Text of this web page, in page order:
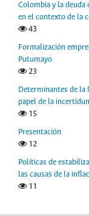
Colombia y la deuda
en el contexto de la
43
Formalización
Putumayo
23
Determinantes de la
papel de la
15
Presentación
12
Políticas de
las causas de la
11